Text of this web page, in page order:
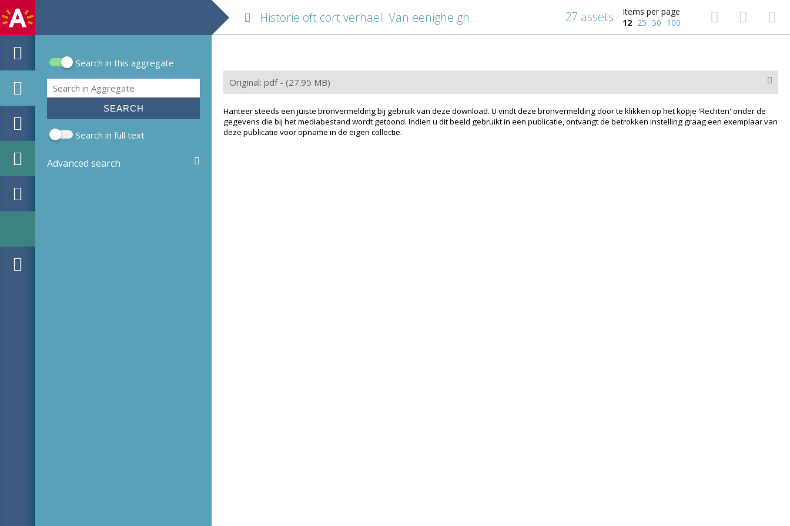
Search form
Search in this aggregate
Search
Search in full text
Advanced search
Historie oft cort verhael. Van eenighe ghedenckweerdighe gheschiedenissen van't beghintsel des wereldts, tot desen ... jaere toe
Items per page
12 25 50 100
27 assets
Original: pdf - (27.95 MB)
Hanteer steeds een juiste bronvermelding bij gebruik van deze download. U vindt deze bronvermelding door te klikken op het kopje 'Rechten' onder de
gegevens die bij het mediabestand wordt getoond. Indien u dit beeld gebruikt in een publicatie, ontvangt de betrokken instelling graag een exemplaar van
deze publicatie voor opname in de eigen collectie.